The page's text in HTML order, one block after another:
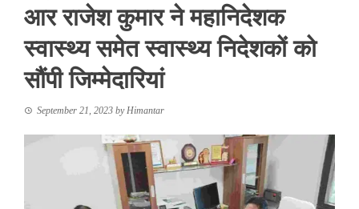
आर राजेश कुमार ने महानिदेशक
स्वास्थ्य समेत स्वास्थ्य निदेशकों को
सौंपी जिम्मेदारियां
September 21, 2023 byHimantar